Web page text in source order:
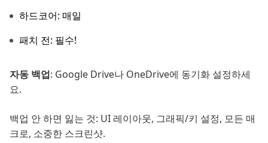
하드코어: 매일
패치 전: 필수!
자동 백업: Google Drive나 OneDrive에 동기화 설정하세
요.
백업 안 하면 잃는 것: UI 레이아웃, 그래픽/키 설정, 모든 매
크로, 소중한 스크린샷.